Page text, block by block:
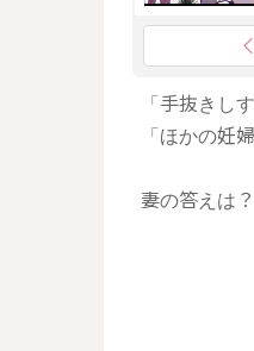
「手抜きし
「ほかの妊
妻の答えは？